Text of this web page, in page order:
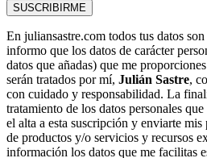
SUSCRIBIRME
En juliansastre.com todos tus datos
informo que los datos de carácter
datos que añadas) que me
serán tratados por mí, Julián Sastre,
con cuidado y responsabilidad. La
tratamiento de los datos personales
el alta a esta suscripción y enviarte
de productos y/o servicios y recursos
información los datos que me facilitas